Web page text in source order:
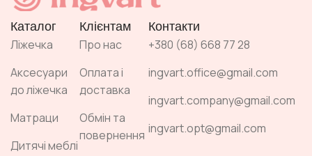
Каталог
Ліжечка
Аксесуари
до ліжечка
Матраци
Дитячі меблі
Клієнтам
Про нас
Оплата і
доставка
Обмін та
повернення
Контакти
+380 (68) 668 77 28
ingvart.office@gmail.com
ingvart.company@gmail.com
ingvart.opt@gmail.com